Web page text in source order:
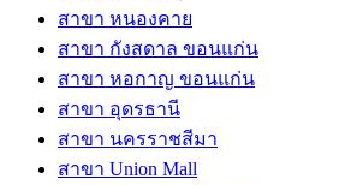
สาขา หนองคาย
สาขา กังสดาล ขอนแก่น
สาขา หอกาญ ขอนแก่น
สาขา อุดรธานี
สาขา นครราชสีมา
สาขา Union Mall